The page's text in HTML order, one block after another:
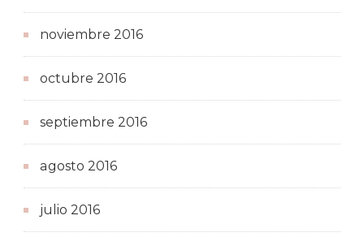
noviembre 2016
octubre 2016
septiembre 2016
agosto 2016
julio 2016